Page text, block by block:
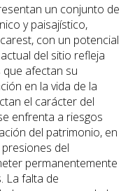
un conjunto de
y paisajístico,
con un potencial
del sitio refleja
afectan su
en la vida de la
el carácter del
enfrenta a riesgos
del patrimonio, en
del
permanentemente
La falta de